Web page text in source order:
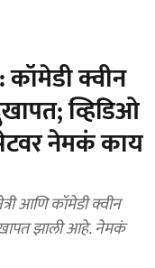
क्वीन
व्हिडिओ
नेमकं काय
आणि कॉमेडी क्वीन
झाली आहे. नेमकं